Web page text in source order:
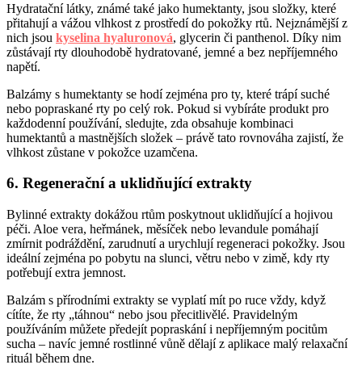
Hydratační látky, známé také jako humektanty, jsou složky, které
přitahují a vážou vlhkost z prostředí do pokožky rtů. Nejznámější z
nich jsou kyselina hyaluronová, glycerin či panthenol. Díky nim
zůstávají rty dlouhodobě hydratované, jemné a bez nepříjemného
napětí.
Balzámy s humektanty se hodí zejména pro ty, které trápí suché
nebo popraskané rty po celý rok. Pokud si vybíráte produkt pro
každodenní používání, sledujte, zda obsahuje kombinaci
humektantů a mastnějších složek – právě tato rovnováha zajistí, že
vlhkost zůstane v pokožce uzamčena.
6. Regenerační a uklidňující extrakty
Bylinné extrakty dokážou rtům poskytnout uklidňující a hojivou
péči. Aloe vera, heřmánek, měsíček nebo levandule pomáhají
zmírnit podráždění, zarudnutí a urychlují regeneraci pokožky. Jsou
ideální zejména po pobytu na slunci, větru nebo v zimě, kdy rty
potřebují extra jemnost.
Balzám s přírodními extrakty se vyplatí mít po ruce vždy, když
cítíte, že rty „táhnou“ nebo jsou přecitlivělé. Pravidelným
používáním můžete předejít popraskání i nepříjemným pocitům
sucha – navíc jemné rostlinné vůně dělají z aplikace malý relaxační
rituál během dne.